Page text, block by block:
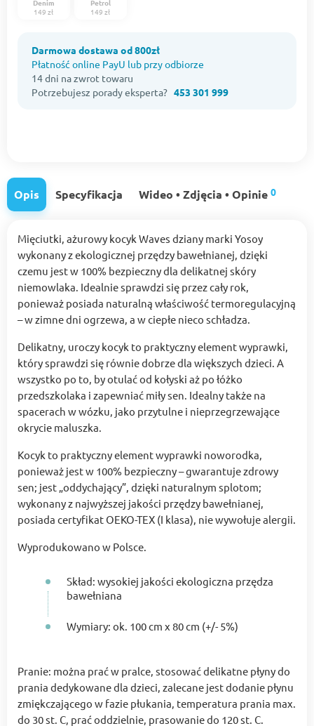
Denim
149 zł
Petrol
149 zł
Darmowa dostawa od 800zł
Płatność online PayU lub przy odbiorze
14 dni na zwrot towaru
Potrzebujesz porady eksperta? 453 301 999
Opis Specyfikacja Wideo • Zdjęcia • Opinie 0
Mięciutki, ażurowy kocyk Waves dziany marki Yosoy
wykonany z ekologicznej przędzy bawełnianej, dzięki
czemu jest w 100% bezpieczny dla delikatnej skóry
niemowlaka. Idealnie sprawdzi się przez cały rok,
ponieważ posiada naturalną właściwość termoregulacyjną
– w zimne dni ogrzewa, a w ciepłe nieco schładza.
Delikatny, uroczy kocyk to praktyczny element wyprawki,
który sprawdzi się równie dobrze dla większych dzieci. A
wszystko po to, by otulać od kołyski aż po łóżko
przedszkolaka i zapewniać miły sen. Idealny także na
spacerach w wózku, jako przytulne i nieprzegrzewające
okrycie maluszka.
Kocyk to praktyczny element wyprawki noworodka,
ponieważ jest w 100% bezpieczny – gwarantuje zdrowy
sen; jest „oddychający”, dzięki naturalnym splotom;
wykonany z najwyższej jakości przędzy bawełnianej,
posiada certyfikat OEKO-TEX (I klasa), nie wywołuje alergii.
Wyprodukowano w Polsce.
Skład: wysokiej jakości ekologiczna przędza
bawełniana
Wymiary: ok. 100 cm x 80 cm (+/- 5%)
Pranie: można prać w pralce, stosować delikatne płyny do
prania dedykowane dla dzieci, zalecane jest dodanie płynu
zmiękczającego w fazie płukania, temperatura prania max.
do 30 st. C, prać oddzielnie, prasowanie do 120 st. C.